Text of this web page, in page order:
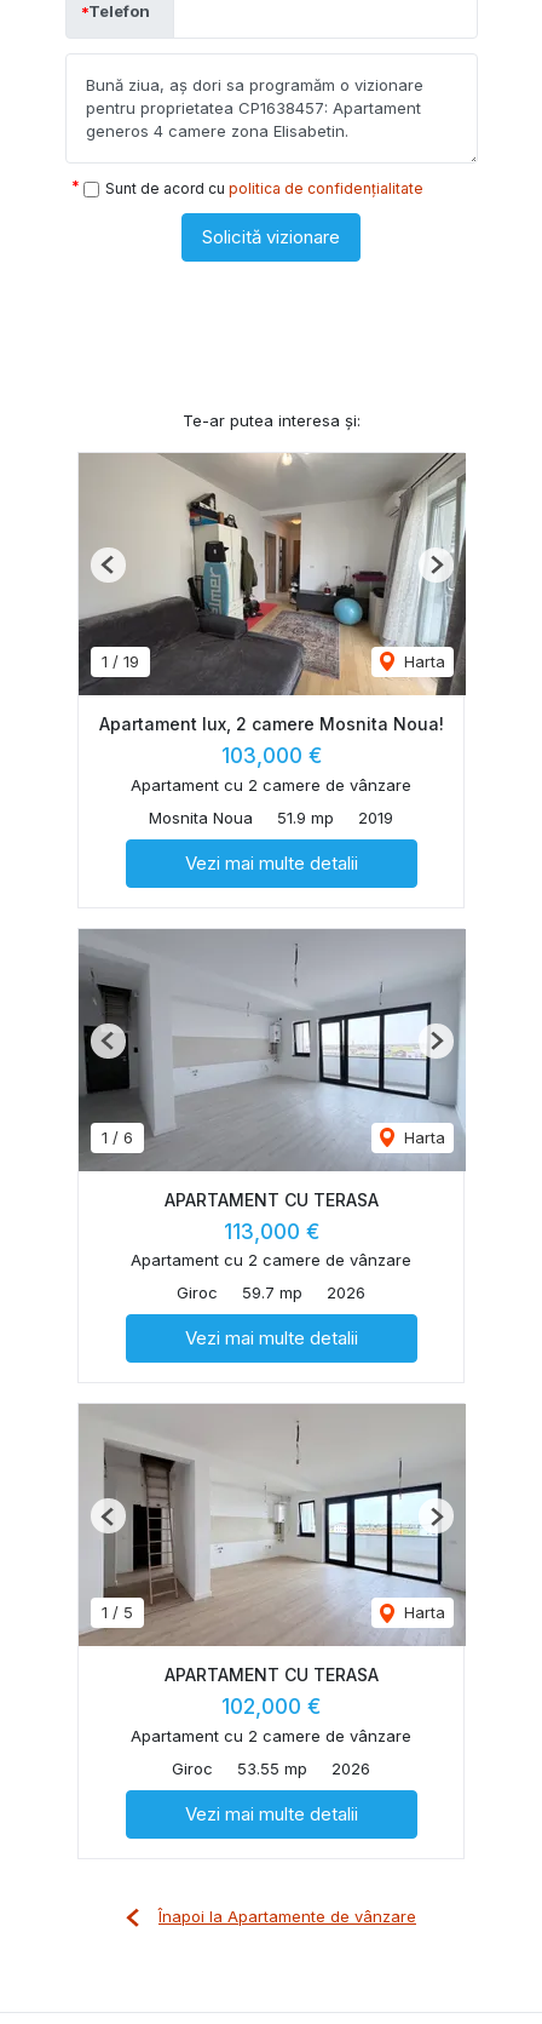
Telefon
Sunt de acord cu politica de confidențialitate
Solicită vizionare
Te-ar putea interesa și:
1 / 19 Harta
Previous Next
Apartament lux, 2 camere Mosnita Noua!
103,000 €
Apartament cu 2 camere de vânzare
Mosnita Noua
51.9 mp 2019
Vezi mai multe detalii
1 / 6 Harta
Previous Next
APARTAMENT CU TERASA
113,000 €
Apartament cu 2 camere de vânzare
Giroc
59.7 mp 2026
Vezi mai multe detalii
1 / 5 Harta
Previous Next
APARTAMENT CU TERASA
102,000 €
Apartament cu 2 camere de vânzare
Giroc
53.55 mp 2026
Vezi mai multe detalii
Înapoi la Apartamente de vânzare